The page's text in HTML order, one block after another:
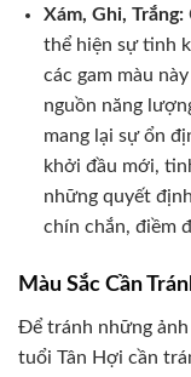
Xám, Ghi, Trắng:
thể hiện sự tinh
các gam màu
nguồn năng
mang lại sự ổn
khởi đầu mới,
những quyết
chín chắn, điềm
Màu Sắc Cần
Để tránh những
tuổi Tân Hợi cần